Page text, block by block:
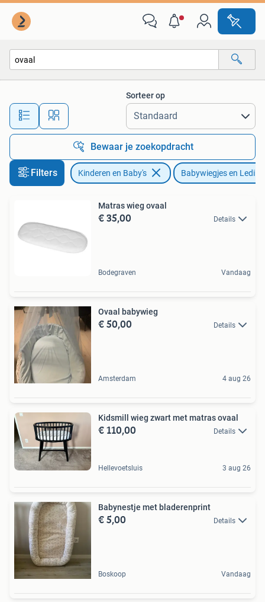
Alle afstanden…
Sorteer op
Bewaar je zoekopdracht
Filters Kinderen en Baby's Babywiegjes en
Matras wieg ovaal
€ 35,00 Details
Bodegraven Vandaag
Ovaal babywieg
€ 50,00 Details
Amsterdam 4 aug 26
Kidsmill wieg zwart met matras ovaal
€ 110,00 Details
Hellevoetsluis 3 aug 26
Babynestje met bladerenprint
€ 5,00 Details
Boskoop Vandaag